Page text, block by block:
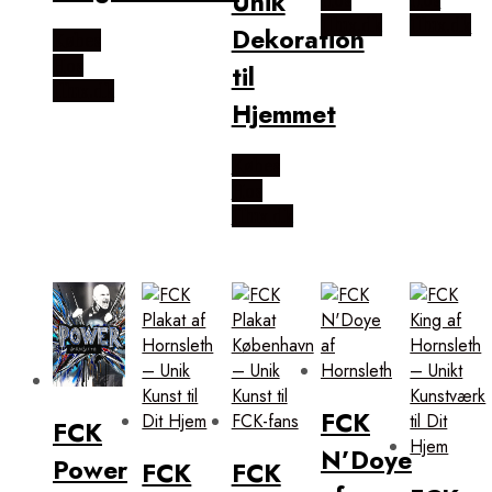
Dekoration
til
Hjemmet
FCK
Power FCK
FCK
FCK
N’Doye